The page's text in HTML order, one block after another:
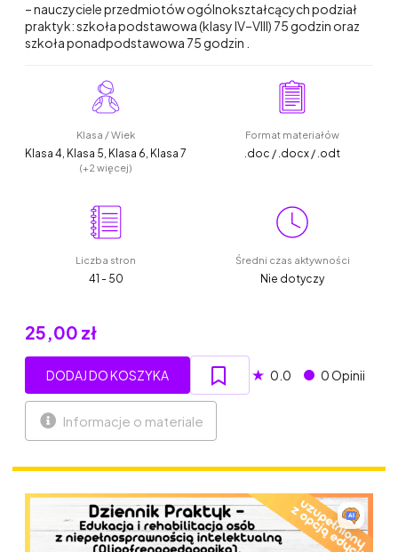
– nauczyciele przedmiotów ogólnokształcących podział
praktyk: szkoła podstawowa (klasy IV–VIII) 75 godzin oraz
szkoła ponadpodstawowa 75 godzin .
Klasa / Wiek
Klasa 4, Klasa 5, Klasa 6, Klasa 7
(+2 więcej)
Format materiałów
.doc / .docx / .odt
Liczba stron
41 - 50
Średni czas aktywności
Nie dotyczy
25,00 zł
DODAJ DO KOSZYKA ★ 0.0 0 Opinii
Informacje o materiale